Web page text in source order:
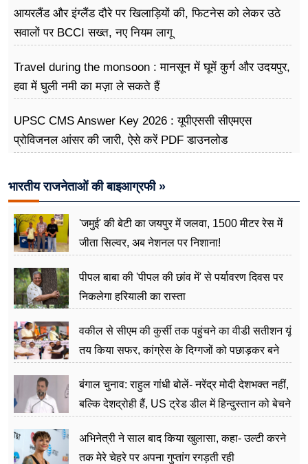
आयरलैंड और इंग्लैंड दौरे पर खिलाड़ियों की, फिटनेस को लेकर उठे
सवालों पर BCCI सख्त, नए नियम लागू
Travel during the monsoon : मानसून में घूमें कुर्ग और उदयपुर,
हवा में घुली नमी का मज़ा ले सकते हैं
UPSC CMS Answer Key 2026 : यूपीएससी सीएमएस
प्रोविजनल आंसर की जारी, ऐसे करें PDF डाउनलोड
भारतीय राजनेताओं की बाइआग्रफी »
'जमुई' की बेटी का जयपुर में जलवा, 1500 मीटर रेस में
जीता सिल्वर, अब नेशनल पर निशाना!
पीपल बाबा की 'पीपल की छांव में' से पर्यावरण दिवस पर
निकलेगा हरियाली का रास्ता
वकील से सीएम की कुर्सी तक पहुंचने का वीडी सतीशन यूं
तय किया सफर, कांग्रेस के दिग्गजों को पछाड़कर बने
बंगाल चुनाव: राहुल गांधी बोलें- नरेंद्र मोदी देशभक्त नहीं,
बल्कि देशद्रोही हैं, US ट्रेड डील में हिन्दुस्तान को बेचने
अभिनेत्री ने साल बाद किया खुलासा, कहा- उल्टी करने
तक मेरे चेहरे पर अपना गुप्तांग रगड़ती रही